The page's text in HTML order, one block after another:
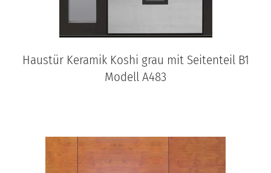
Haustür Keramik Koshi grau mit Seitenteil B1
Modell A483